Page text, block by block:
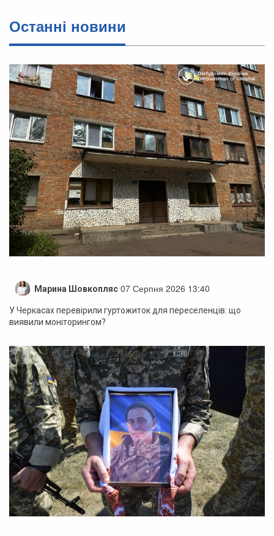
Останні новини
Марина Шовкопляс 07 Серпня 2026 13:40
У Черкасах перевірили гуртожиток для переселенців: що
виявили моніторингом?